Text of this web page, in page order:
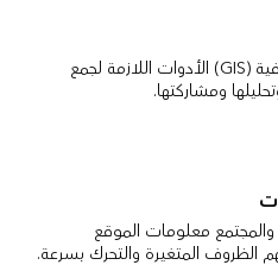
توفر تقنية نظم المعلومات الجغرافية (GIS) الأدوات اللازمة لجمع
ومشاركتها.
معلومات الموقع